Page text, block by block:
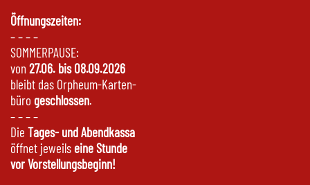
Öffnungszeiten:
– – – –
SOMMERPAUSE:
von 27.06. bis 08.09.2026
bleibt das Orpheum-Karten-
büro geschlossen.
– – – –
Die Tages- und Abendkassa
öffnet jeweils eine Stunde
vor Vorstellungsbeginn!